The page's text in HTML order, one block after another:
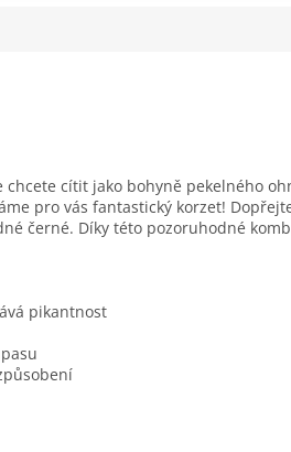
cítit jako bohyně pekelného
pro vás fantastický korzet!
černé. Díky této pozoruhodné
pikantnost